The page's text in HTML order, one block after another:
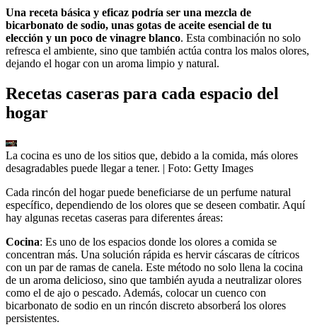
Una receta básica y eficaz podría ser una mezcla de
bicarbonato de sodio, unas gotas de aceite esencial de tu
elección y un poco de vinagre blanco. Esta combinación no solo
refresca el ambiente, sino que también actúa contra los malos olores,
dejando el hogar con un aroma limpio y natural.
Recetas caseras para cada espacio del
hogar
La cocina es uno de los sitios que, debido a la comida, más olores
desagradables puede llegar a tener. | Foto: Getty Images
Cada rincón del hogar puede beneficiarse de un perfume natural
específico, dependiendo de los olores que se deseen combatir. Aquí
hay algunas recetas caseras para diferentes áreas:
Cocina: Es uno de los espacios donde los olores a comida se
concentran más. Una solución rápida es hervir cáscaras de cítricos
con un par de ramas de canela. Este método no solo llena la cocina
de un aroma delicioso, sino que también ayuda a neutralizar olores
como el de ajo o pescado. Además, colocar un cuenco con
bicarbonato de sodio en un rincón discreto absorberá los olores
persistentes.